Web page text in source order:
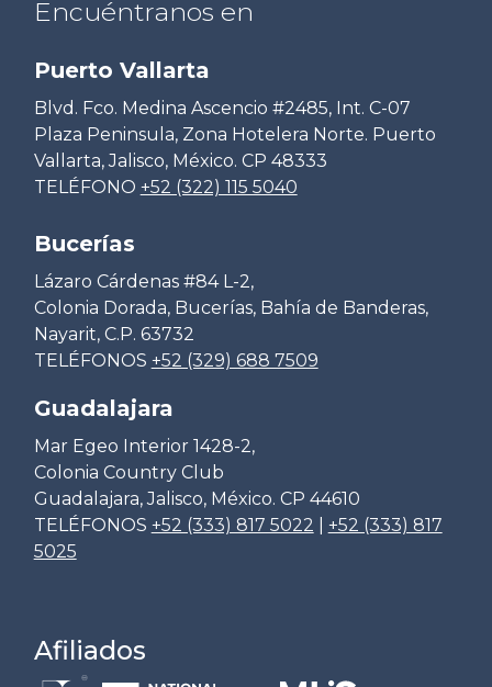
Encuéntranos en
Puerto Vallarta
Blvd. Fco. Medina Ascencio #2485, Int. C-07
Plaza Peninsula, Zona Hotelera Norte. Puerto
Vallarta, Jalisco, México. CP 48333
TELÉFONO +52 (322) 115 5040
Bucerías
Lázaro Cárdenas #84 L-2,
Colonia Dorada, Bucerías, Bahía de Banderas,
Nayarit, C.P. 63732
TELÉFONOS +52 (329) 688 7509
Guadalajara
Mar Egeo Interior 1428-2,
Colonia Country Club
Guadalajara, Jalisco, México. CP 44610
TELÉFONOS +52 (333) 817 5022
+52 (333) 817
5025
Afiliados